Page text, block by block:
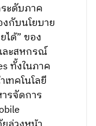
ระดับภาค
กับนโยบาย
ได้” ของ
ละสหกรณ์
ทั้งในภาค
ทคโนโลยี
รจัดการ